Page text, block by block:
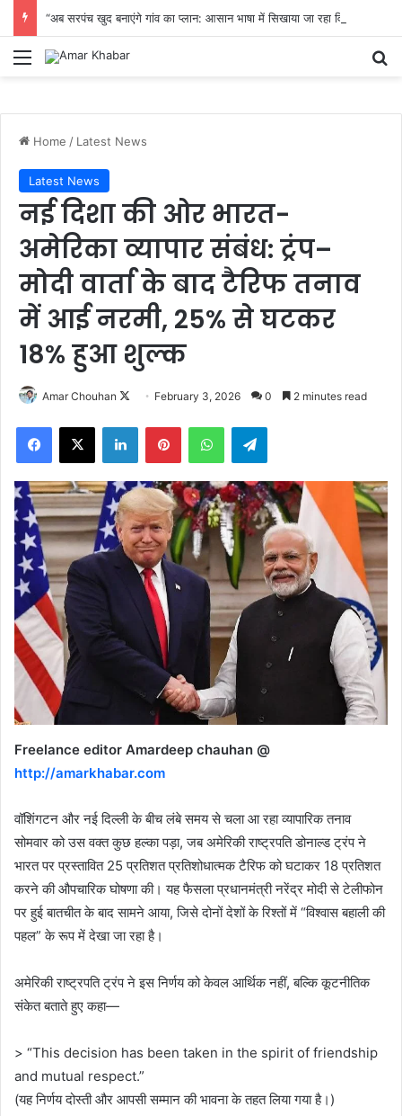
Menu
Home / Latest News
Latest News
नई दिशा की ओर भारत-
अमेरिका व्यापार संबंध: ट्रंप–
मोदी वार्ता के बाद टैरिफ तनाव
में आई नरमी, 25% से घटकर
18% हुआ शुल्क
Amar Chouhan
FollowFebruary 3, 2026 0 2 minutes read
Facebook
X LinkedInPinterestWhatsAppTelegram
Freelance editor Amardeep chauhan @
http://amarkhabar.com
वॉशिंगटन और नई दिल्ली के बीच लंबे समय से चला आ रहा व्यापारिक तनाव
सोमवार को उस वक्त कुछ हल्का पड़ा, जब अमेरिकी राष्ट्रपति डोनाल्ड ट्रंप ने
भारत पर प्रस्तावित 25 प्रतिशत प्रतिशोधात्मक टैरिफ को घटाकर 18 प्रतिशत
करने की औपचारिक घोषणा की। यह फैसला प्रधानमंत्री नरेंद्र मोदी से टेलीफोन
पर हुई बातचीत के बाद सामने आया, जिसे दोनों देशों के रिश्तों में “विश्वास बहाली की
पहल” के रूप में देखा जा रहा है।
अमेरिकी राष्ट्रपति ट्रंप ने इस निर्णय को केवल आर्थिक नहीं, बल्कि कूटनीतिक
संकेत बताते हुए कहा—
> “This decision has been taken in the spirit of friendship
and mutual respect.”
(यह निर्णय दोस्ती और आपसी सम्मान की भावना के तहत लिया गया है।)